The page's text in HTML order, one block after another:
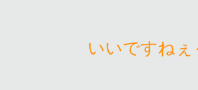
いいですね